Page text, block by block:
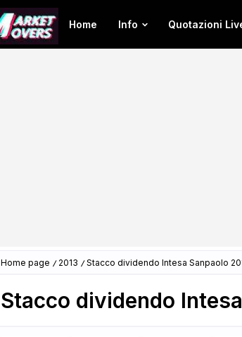
Home Info Quotazioni
Home page 2013 Stacco dividendo Intesa Sanpaolo
Stacco dividendo